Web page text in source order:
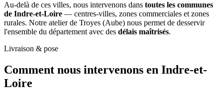
Au-delà de ces villes, nous intervenons dans toutes les communes
de Indre-et-Loire — centres-villes, zones commerciales et zones
rurales. Notre atelier de Troyes (Aube) nous permet de desservir
l'ensemble du département avec des délais maîtrisés.
Livraison & pose
Comment nous intervenons en Indre-et-
Loire